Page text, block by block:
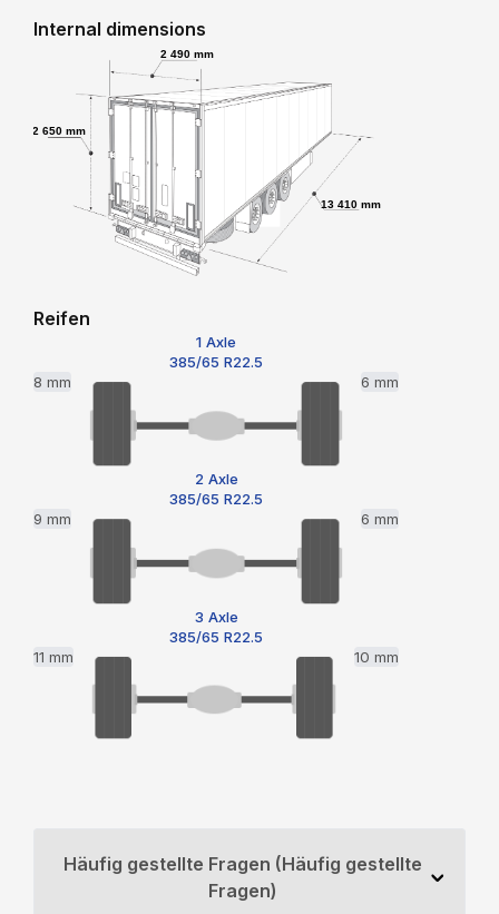
Internal dimensions
2 490 mm
2 650 mm
13 410 mm
Reifen
1 Axle
385/65 R22.5
8 mm
6 mm
2 Axle
385/65 R22.5
9 mm
6 mm
3 Axle
385/65 R22.5
11 mm
10 mm
Häufig gestellte Fragen (Häufig gestellte
Fragen)